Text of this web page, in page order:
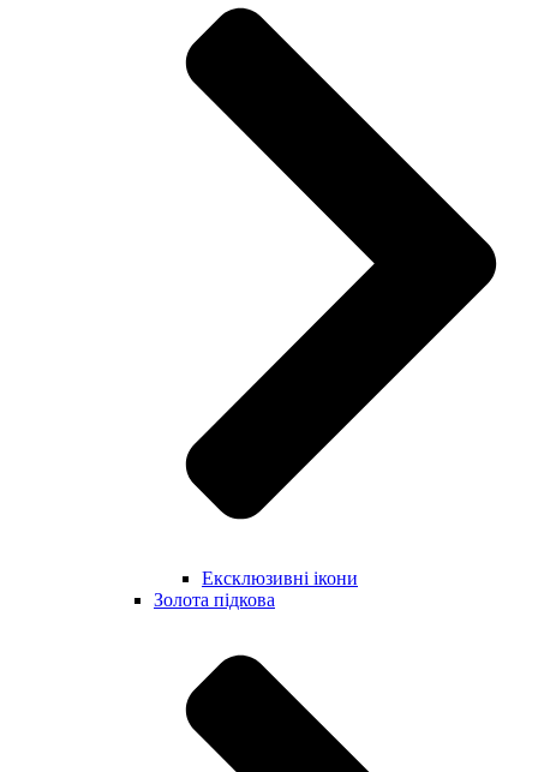
Ексклюзивні ікони
Золота підкова